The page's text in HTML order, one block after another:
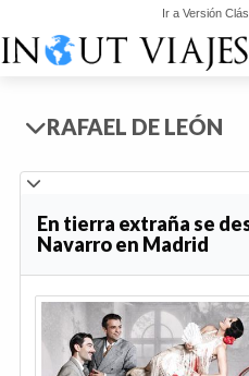
Ir a Versión
RAFAEL DE LEÓN
En tierra extraña se
Navarro en Madrid